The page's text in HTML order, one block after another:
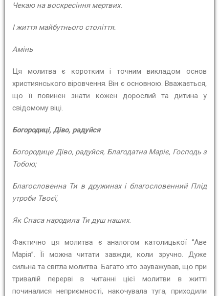
Чекаю на воскресіння мертвих.
І життя майбутнього століття.
Амінь
Ця молитва є коротким і точним викладом основ
християнського віровчення. Він є основною. Вважається,
що її повинен знати кожен дорослий та дитина у
свідомому віці.
Богородиці, Діво, радуйся
Богородице Діво, радуйся, Благодатна Маріє, Господь з
Тобою;
Благословенна Ти в дружинах і благословенний Плід
утроби Твоєї,
Як Спаса народила Ти душ наших.
Фактично ця молитва є аналогом католицької “Аве
Марія”. Її можна читати завжди, коли зручно. Дуже
сильна та світла молитва. Багато хто зауважував, що при
тривалій перерві в читанні цієї молитви в житті
починалися неприємності, накочувала туга, приходили